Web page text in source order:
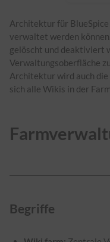
Architektur für
verwaltet werden
gelöscht und deaktiviert
Verwaltungsoberfläche
Architektur wird auch
sich alle Wikis in der
Begriffe